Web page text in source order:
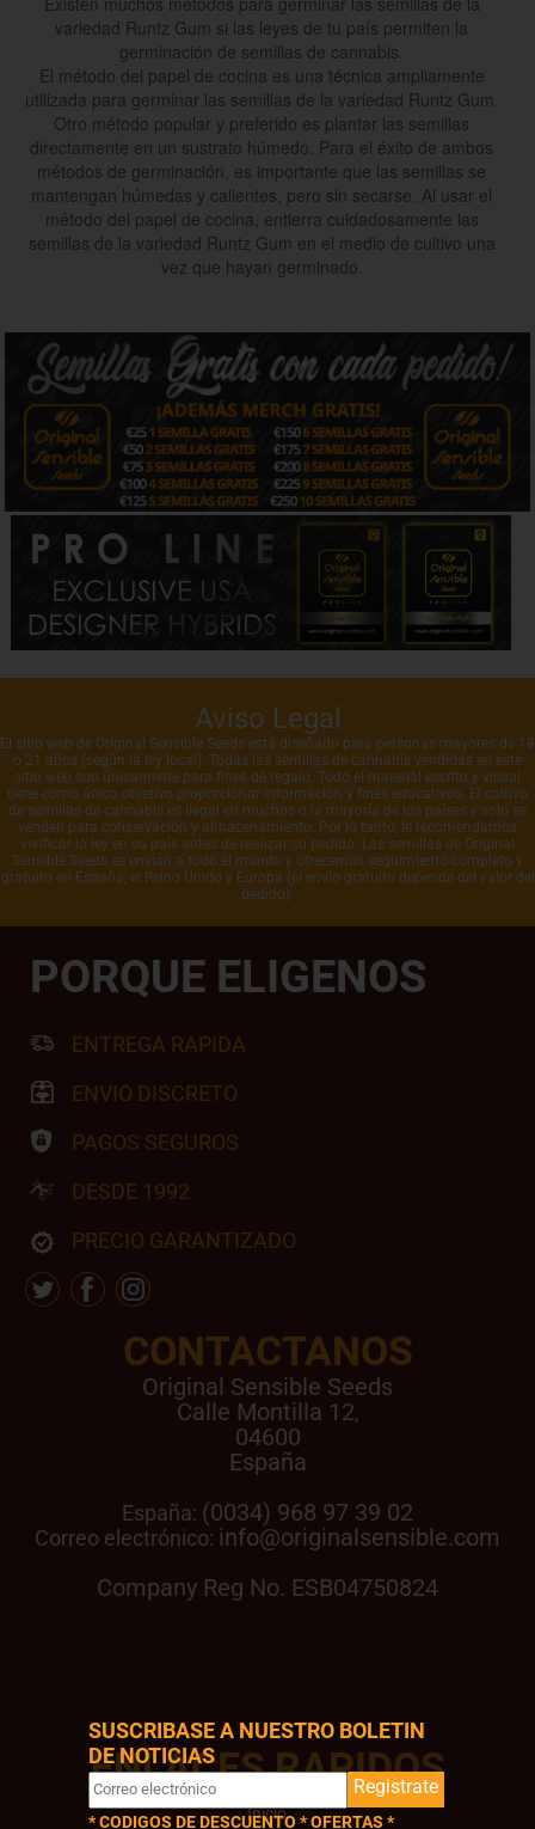
variedad Runtz Gum si las leyes de tu país permiten la
germinación de semillas de cannabis.
El método del papel de cocina es una técnica ampliamente
utilizada para germinar las semillas de la variedad Runtz Gum.
Otro método popular y preferido es plantar las semillas
directamente en un sustrato húmedo. Para el éxito de ambos
métodos de germinación, es importante que las semillas se
mantengan húmedas y calientes, pero sin secarse. Al usar el
método del papel de cocina, entierra cuidadosamente las
semillas de la variedad Runtz Gum en el medio de cultivo una
vez que hayan germinado.
Aviso Legal
El sitio web de Original Sensible Seeds está diseñado para personas mayores de 18
o 21 años (según la ley local). Todas las semillas de cannabis vendidas en este
sitio web son únicamente para fines de regalo. Todo el material escrito y visual
tiene como único objetivo proporcionar información y fines educativos. El cultivo
de semillas de cannabis es ilegal en muchos o la mayoría de los países y solo se
venden para conservación y almacenamiento. Por lo tanto, le recomendamos
verificar la ley en su país antes de realizar su pedido. Las semillas de Original
Sensible Seeds se envían a todo el mundo y ofrecemos seguimiento completo y
gratuito en España, el Reino Unido y Europa (el envío gratuito depende del valor del
pedido).
ENLACES RAPIDOS
Inicio
CONTACTANOS
Original Sensible Seeds
Calle Montilla 12,
04600
España
España: (0034) 968 97 39 02
Correo electrónico: info@originalsensible.com
Company Reg No. ESB04750824
PORQUE ELIGENOS
ENTREGA RAPIDA
ENVIO DISCRETO
PAGOS SEGUROS
DESDE 1992
PRECIO GARANTIZADO
SUSCRIBASE A NUESTRO BOLETIN
DE NOTICIAS
Registrate
* CODIGOS DE DESCUENTO * OFERTAS *